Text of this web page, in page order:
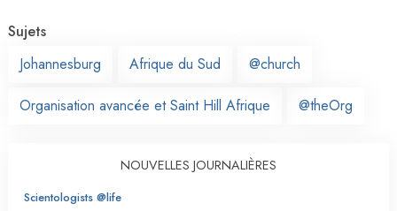
Sujets
Johannesburg
Afrique du Sud @church
Organisation avancée et Saint Hill Afrique @theOrg
NOUVELLES JOURNALIÈRES
Scientologists @life